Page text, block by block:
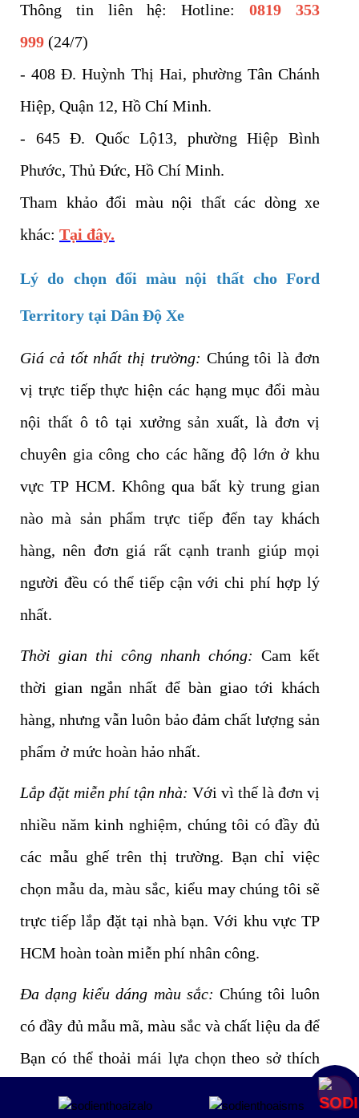
Thông tin liên hệ: Hotline:0819 353
999 (24/7)
- 408 Đ. Huỳnh Thị Hai, phường Tân Chánh
Hiệp, Quận 12, Hồ Chí Minh.
- 645 Đ. Quốc Lộ13, phường Hiệp Bình
Phước, Thủ Đức, Hồ Chí Minh.
Tham khảo đổi màu nội thất các dòng xe
khác: Tại đây.
Lý do chọn đổi màu nội thất cho Ford
Territory tại Dân Độ Xe
Giá cả tốt nhất thị trường: Chúng tôi là đơn
vị trực tiếp thực hiện các hạng mục đổi màu
nội thất ô tô tại xưởng sản xuất, là đơn vị
chuyên gia công cho các hãng độ lớn ở khu
vực TP HCM. Không qua bất kỳ trung gian
nào mà sản phẩm trực tiếp đến tay khách
hàng, nên đơn giá rất cạnh tranh giúp mọi
người đều có thể tiếp cận với chi phí hợp lý
nhất.
Thời gian thi công nhanh chóng: Cam kết
thời gian ngắn nhất để bàn giao tới khách
hàng, nhưng vẫn luôn bảo đảm chất lượng sản
phẩm ở mức hoàn hảo nhất.
Lắp đặt miễn phí tận nhà: Với vì thế là đơn vị
nhiều năm kinh nghiệm, chúng tôi có đầy đủ
các mẫu ghế trên thị trường. Bạn chỉ việc
chọn mẫu da, màu sắc, kiểu may chúng tôi sẽ
trực tiếp lắp đặt tại nhà bạn. Với khu vực TP
HCM hoàn toàn miễn phí nhân công.
Đa dạng kiểu dáng màu sắc: Chúng tôi luôn
có đầy đủ mẫu mã, màu sắc và chất liệu da để
Bạn có thể thoải mái lựa chọn theo sở thích
cũng như phong thủy. Với mẫu có kiểu dáng
Mua ngay